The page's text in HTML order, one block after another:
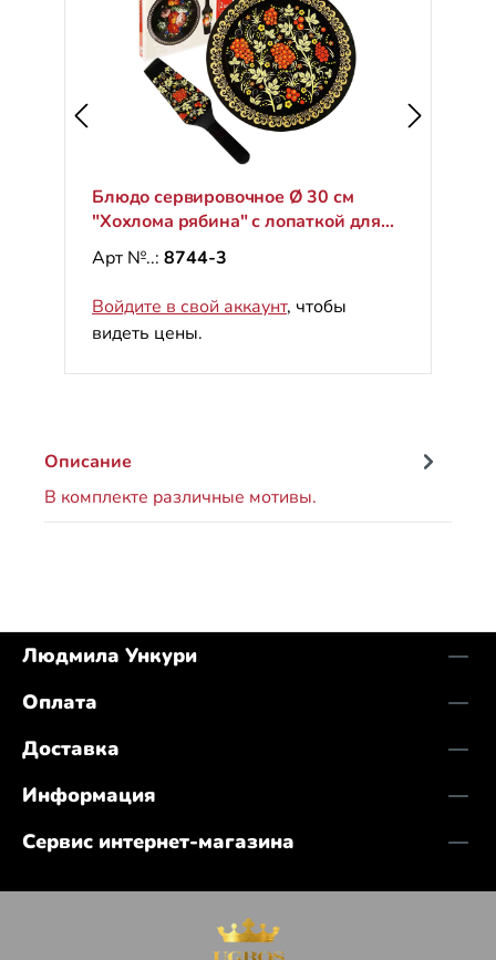
Блюдо сервировочное Ø 30 см
"Хохлома рябина" с лопаткой для
торта
Арт №..: 8744-3
Войдите в свой аккаунт, чтобы
видеть цены.
Описание
В комплекте различные мотивы.
Людмила Ункури
Оплата
Доставка
Информация
Сервис интернет-магазина